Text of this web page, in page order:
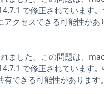
で修正されています
クセスできる可能性があ
ました。この問題は、
で修正されています
できる可能性があります。